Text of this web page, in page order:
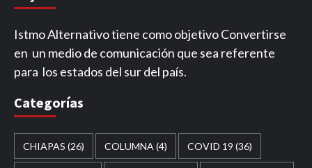
Istmo Alternativo tiene como objetivo Convertirse
en un medio de comunicación que sea referente
para los estados del sur del país.
Categorías
CHIAPAS (26) COLUMNA (4) COVID 19 (36)